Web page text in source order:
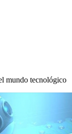
mundo tecnológico